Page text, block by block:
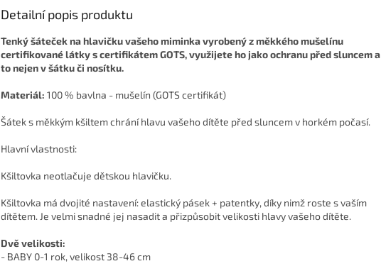
Detailní popis produktu
Tenký šáteček na hlavičku vašeho miminka vyrobený z měkkého mušelínu
certifikované látky s certifikátem GOTS, využijete ho jako ochranu před sluncem a
to nejen v šátku či nosítku.
Materiál: 100 % bavlna - mušelín (GOTS certifikát)
Šátek s měkkým kšiltem chrání hlavu vašeho dítěte před sluncem v horkém počasí.
Hlavní vlastnosti:
Kšiltovka neotlačuje dětskou hlavičku.
Kšiltovka má dvojité nastavení: elastický pásek + patentky, díky nimž roste s vaším
dítětem. Je velmi snadné jej nasadit a přizpůsobit velikosti hlavy vašeho dítěte.
Dvě velikosti:
- BABY 0-1 rok, velikost 38-46 cm